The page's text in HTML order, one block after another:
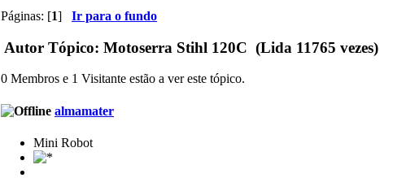
Páginas: [1] Ir para o fundo
Autor Tópico: Motoserra Stihl 120C (Lida 11765 vezes)
0 Membros e 1 Visitante estão a ver este tópico.
almamater
Mini Robot